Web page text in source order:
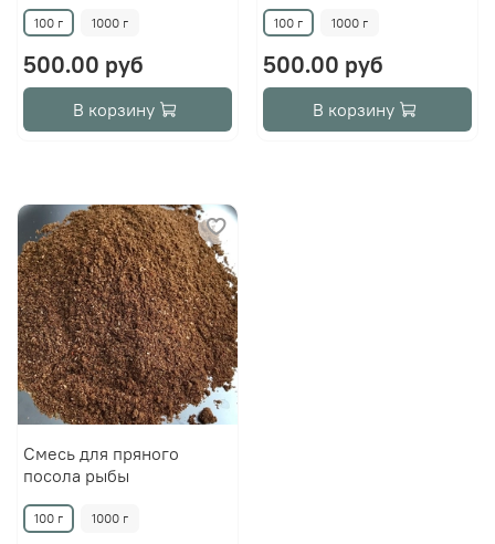
100 г 1000 г
500.00 руб
В корзину
100 г 1000 г
500.00 руб
В корзину
Смесь для пряного
посола рыбы
100 г 1000 г